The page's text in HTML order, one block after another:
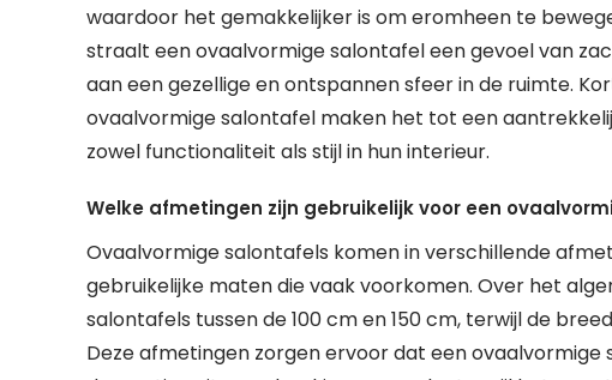
waardoor het gemakkelijker is om eromheen te
straalt een ovaalvormige salontafel een gevoel van
aan een gezellige en ontspannen sfeer in de ruimte.
ovaalvormige salontafel maken het tot een
zowel functionaliteit als stijl in hun interieur.
Welke afmetingen zijn gebruikelijk voor een
Ovaalvormige salontafels komen in verschillende
gebruikelijke maten die vaak voorkomen. Over het
salontafels tussen de 100 cm en 150 cm, terwijl de
Deze afmetingen zorgen ervoor dat een